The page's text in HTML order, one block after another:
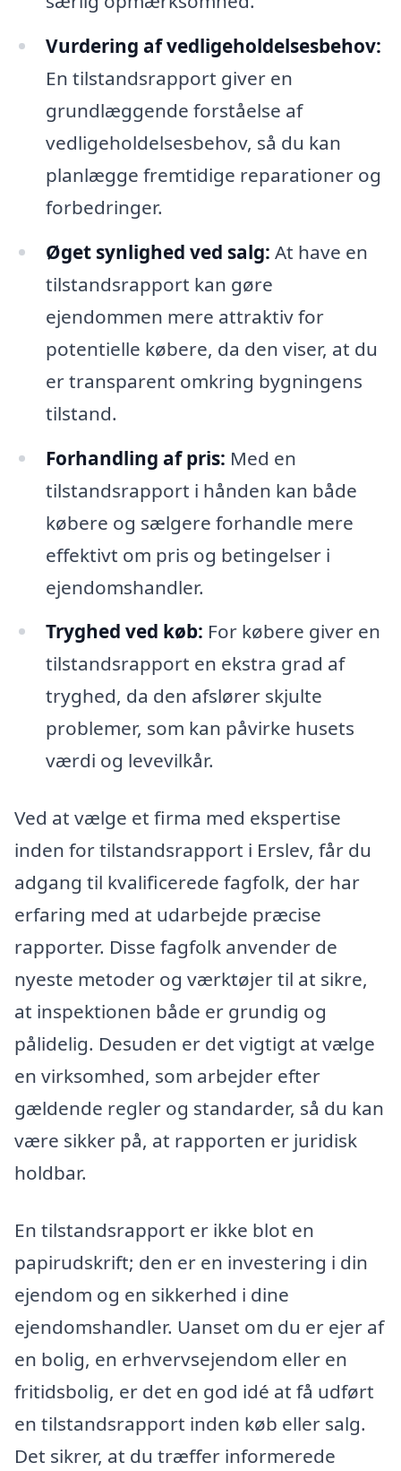
Vurdering af vedligeholdelsesbehov:
En tilstandsrapport giver en
grundlæggende forståelse af
vedligeholdelsesbehov, så du kan
planlægge fremtidige reparationer og
forbedringer.
Øget synlighed ved salg: At have en
tilstandsrapport kan gøre
ejendommen mere attraktiv for
potentielle købere, da den viser, at du
er transparent omkring bygningens
tilstand.
Forhandling af pris: Med en
tilstandsrapport i hånden kan både
købere og sælgere forhandle mere
effektivt om pris og betingelser i
ejendomshandler.
Tryghed ved køb: For købere giver en
tilstandsrapport en ekstra grad af
tryghed, da den afslører skjulte
problemer, som kan påvirke husets
værdi og levevilkår.
Ved at vælge et firma med ekspertise
inden for tilstandsrapport i Erslev, får du
adgang til kvalificerede fagfolk, der har
erfaring med at udarbejde præcise
rapporter. Disse fagfolk anvender de
nyeste metoder og værktøjer til at sikre,
at inspektionen både er grundig og
pålidelig. Desuden er det vigtigt at vælge
en virksomhed, som arbejder efter
gældende regler og standarder, så du kan
være sikker på, at rapporten er juridisk
holdbar.
En tilstandsrapport er ikke blot en
papirudskrift; den er en investering i din
ejendom og en sikkerhed i dine
ejendomshandler. Uanset om du er ejer af
en bolig, en erhvervsejendom eller en
fritidsbolig, er det en god idé at få udført
en tilstandsrapport inden køb eller salg.
Det sikrer, at du træffer informerede